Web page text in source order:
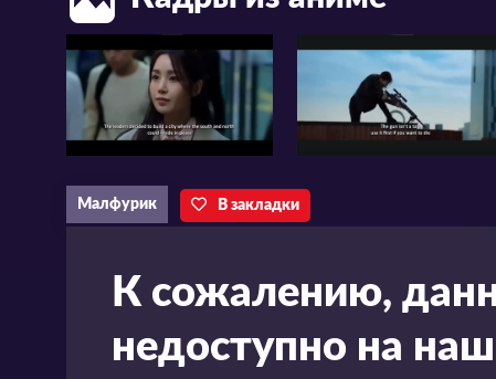
Малфурик В закладки
К сожалению,
недоступно на